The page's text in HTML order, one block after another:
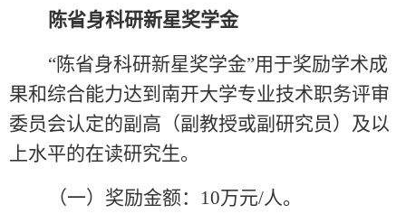
陈省身科研新星奖学金
“陈省身科研新星奖学金”用于奖励学术成
果和综合能力达到南开大学专业技术职务评审
委员会认定的副高（副教授或副研究员）及以
上水平的在读研究生。
（一）奖励金额： 10万元/人。